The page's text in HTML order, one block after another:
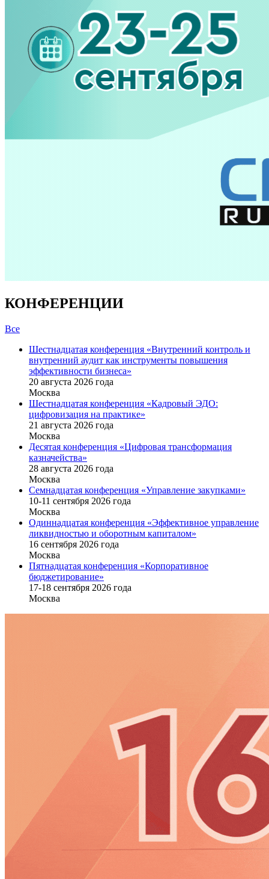
КОНФЕРЕНЦИИ
Все
Шестнадцатая конференция «Внутренний контроль и
внутренний аудит как инструменты повышения
эффективности бизнеса»
20 августа 2026 года
Москва
Шестнадцатая конференция «Кадровый ЭДО:
цифровизация на практике»
21 августа 2026 года
Москва
Десятая конференция «Цифровая трансформация
казначейства»
28 августа 2026 года
Москва
Семнадцатая конференция «Управление закупками»
10-11 сентября 2026 года
Москва
Одиннадцатая конференция «Эффективное управление
ликвидностью и оборотным капиталом»
16 cентября 2026 года
Москва
Пятнадцатая конференция «Корпоративное
бюджетирование»
17-18 сентября 2026 года
Москва